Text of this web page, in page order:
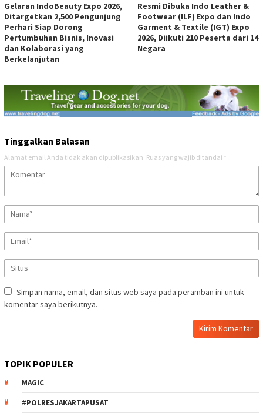
Gelaran IndoBeauty Expo 2026,
Ditargetkan 2,500 Pengunjung
Perhari Siap Dorong
Pertumbuhan Bisnis, Inovasi
dan Kolaborasi yang
Berkelanjutan
Resmi Dibuka Indo Leather &
Footwear (ILF) Expo dan Indo
Garment & Textile (IGT) Expo
2026, Diikuti 210 Peserta dari 14
Negara
Tinggalkan Balasan
Alamat email Anda tidak akan dipublikasikan. Ruas yang wajib ditandai *
Simpan nama, email, dan situs web saya pada peramban ini untuk
komentar saya berikutnya.
TOPIK POPULER
MAGIC
#POLRESJAKARTAPUSAT